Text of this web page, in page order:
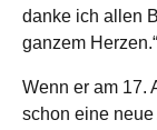
danke ich allen
ganzem Herzen.“
Wenn er am 17.
schon eine